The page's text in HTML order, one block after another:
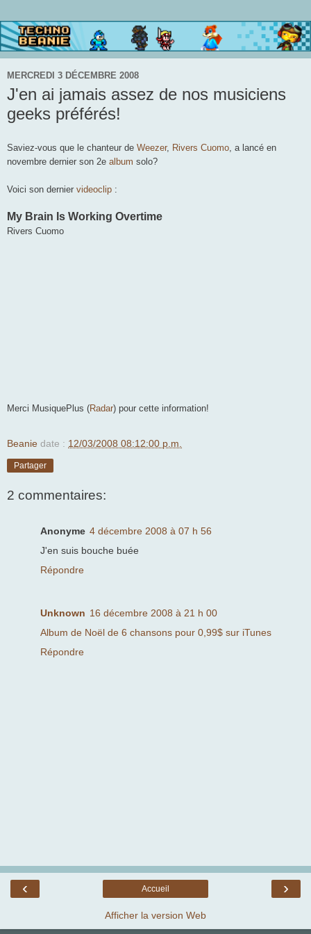
MERCREDI 3 DÉCEMBRE 2008
J'en ai jamais assez de nos musiciens
geeks préférés!
Saviez-vous que le chanteur de Weezer, Rivers Cuomo, a lancé en
novembre dernier son 2e album solo?
Voici son dernier videoclip :
My Brain Is Working Overtime
Rivers Cuomo
Merci MusiquePlus (Radar) pour cette information!
Beanie date : 12/03/2008 08:12:00 p.m.
Partager
2 commentaires:
Anonyme 4 décembre 2008 à 07 h 56
J'en suis bouche buée
Répondre
Unknown 16 décembre 2008 à 21 h 00
Album de Noël de 6 chansons pour 0,99$ sur iTunes
Répondre
‹ ›
Accueil
Afficher la version Web